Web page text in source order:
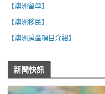
【澳洲留學】
【澳洲移民】
【澳洲房產項目介紹】
新聞快訊